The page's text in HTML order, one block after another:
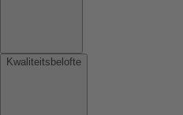
Kwaliteitsbelofte